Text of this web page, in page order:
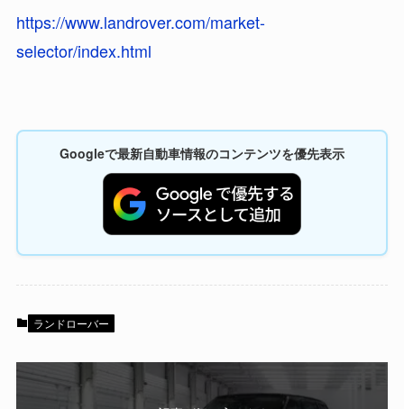
https://www.landrover.com/market-
selector/index.html
Googleで最新自動車情報のコンテンツを優先表示
ランドローバー